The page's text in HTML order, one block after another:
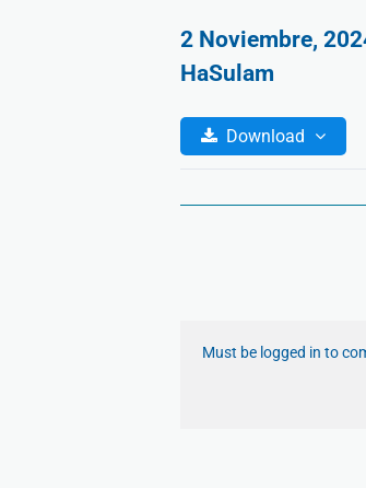
2 Noviembre,
HaSulam
Download
Must be logged in to